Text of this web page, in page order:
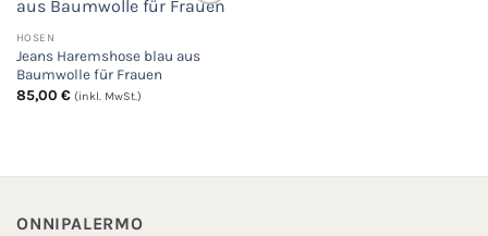
die
Wunschliste
HOSEN
Jeans Haremshose blau aus
Baumwolle für Frauen
85,00 € (inkl. MwSt.)
ONNIPALERMO